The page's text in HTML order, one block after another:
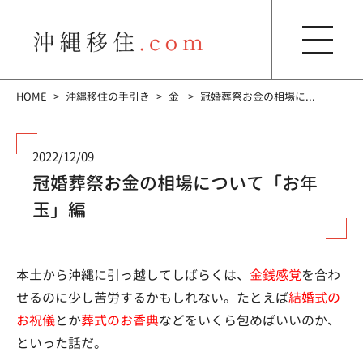
HOME 沖縄移住の手引き 金 冠婚葬祭お金の相場に...
2022/12/09
冠婚葬祭お金の相場について「お年
玉」編
本土から沖縄に引っ越してしばらくは、 金銭感覚を合わ
せるのに少し苦労するかもしれない。たとえば結婚式の
お祝儀とか葬式のお香典などをいくら包めばいいのか、
といった話だ。